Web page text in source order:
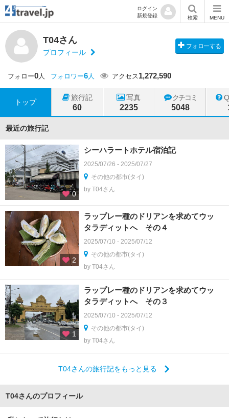
ログイン
新規登録
検索 MENU
T04さん
プロフィール
フォローする
フォロー0人 フォロワー6人 アクセス1,272,590
トップ
旅行記
60
写真
2235
クチコミ
5048
最近の旅行記
0
シーハラートホテル宿泊記
2025/07/26 - 2025/07/27
その他の都市(タイ)
by T04さん
2
ラップレー種のドリアンを求めてウッ
タラディットへ その４
2025/07/10 - 2025/07/12
その他の都市(タイ)
by T04さん
1
ラップレー種のドリアンを求めてウッ
タラディットへ その３
2025/07/10 - 2025/07/12
その他の都市(タイ)
by T04さん
T04さんの旅行記をもっと見る
T04さんのプロフィール